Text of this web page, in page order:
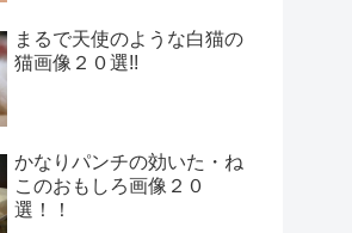
まるで天使のような白猫の
猫画像２０選!!
かなりパンチの効いた・ね
このおもしろ画像２０
選！！